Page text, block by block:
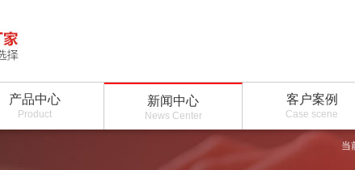
产品中心
Product
新闻中心
News Center
客户案例
Case scene
当